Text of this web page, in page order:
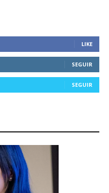
LIKE
SEGUIR
SEGUIR